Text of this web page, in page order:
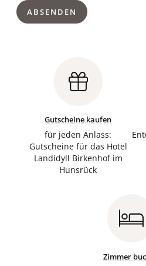
ABSENDEN
Gutscheine kaufen
für jeden Anlass:
Gutscheine für das Hotel
Landidyll Birkenhof im
Hunsrück
Zimmer